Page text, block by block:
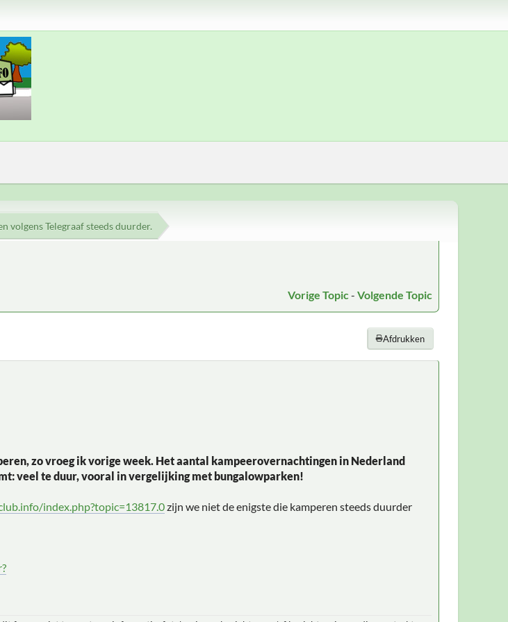
volgens Telegraaf steeds duurder.
Vorige Topic - Volgende Topic
Afdrukken
zo vroeg ik vorige week. Het aantal kampeerovernachtingen in Nederland
veel te duur, vooral in vergelijking met bungalowparken!
index.php?topic=13817.0zijn we niet de enigste die kamperen steeds duurder